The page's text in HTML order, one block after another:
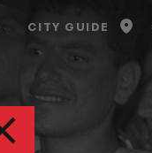
CITY GUIDE